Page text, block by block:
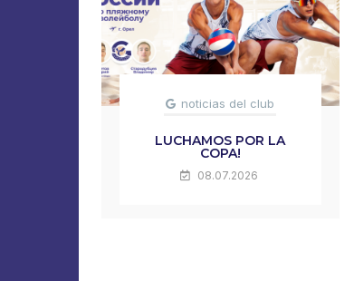
noticias del club
LUCHAMOS POR LA
COPA!
08.07.2026